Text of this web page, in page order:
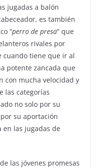
jugadas a balón
es también
“perro de presa” que
rivales por
cuando tiene que ir al
potente zancada que
con mucha velocidad y
las categorías
no solo por su
su aportación
las jugadas de
las jóvenes promesas